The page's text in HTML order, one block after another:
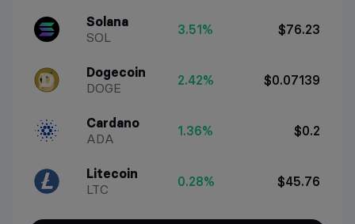
Solana
SOL
3.51% $76.23
Dogecoin
DOGE
2.42% $0.07139
Cardano
ADA
1.36% $0.2
Litecoin
LTC
0.28% $45.76